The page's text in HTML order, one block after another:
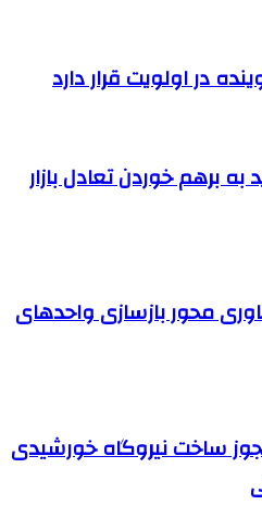
در اولویت قرار دارد
به برهم خوردن تعادل بازار
محور بازسازی واحدهای
ساخت نیروگاه خورشیدی